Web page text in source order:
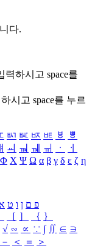
다.
력하시고 space를
시고 space를 누르
ㅴ ㅵ ㅶ ㅷ ㅸ
ㅹ
ㆉ ㆊ ㆋ ㆌ ㆍ
ㆎ
Φ Χ Ψ Ω α β γ δ ε ζ η
פ ם ן ו ט
［ ］ ｛ ｝
√ ∽ ∝ ∵ ∫ ∬ ∈ ∋
－ ＜ ＝
＞